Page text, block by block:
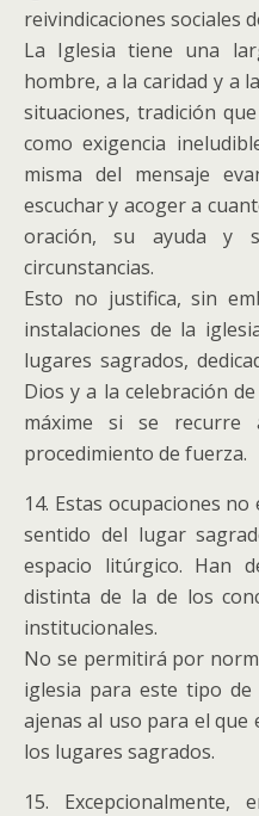
reivindicaciones sociales
La Iglesia tiene una
hombre, a la caridad y a
situaciones, tradición
como exigencia
misma del mensaje
escuchar y acoger a
oración, su ayuda y
circunstancias.
Esto no justifica, sin
instalaciones de la
lugares sagrados,
Dios y a la celebración
máxime si se
procedimiento de fuerza.
14. Estas ocupaciones
sentido del lugar
espacio litúrgico. Han
distinta de la de los
institucionales.
No se permitirá por
iglesia para este tipo de
ajenas al uso para el que
los lugares sagrados.
15. Excepcionalmente,